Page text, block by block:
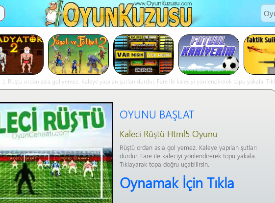
Rüştü ordan asla gol yemez. Kaleye yapılan şutları durdur. Fare ile kaleciyi yönlendirerek topu yakala.
OYUNU BAŞLAT
Kaleci Rüştü Html5 Oyunu
Rüştü ordan asla gol yemez. Kaleye yapılan şutları
durdur. Fare ile kaleciyi yönlendirerek topu yakala.
Tıklayarak topa doğru uçabilirsin.
Oynamak İçin Tıkla